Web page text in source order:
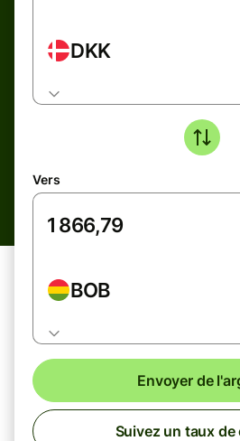
DKK
Vers
BOB
Envoyer de
Suivez un taux de